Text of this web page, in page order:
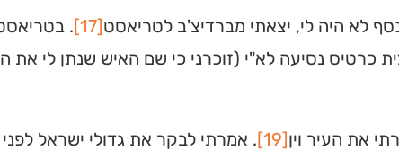
לא היה לי, יצאתי מברדיצ'ב לטריאסט[17]
.
כרטיס נסיעה לא"י (זוכרני כי שם האיש שנתן לי את
את העיר וין[19]
. אמרתי לבקר את גדולי ישראל לפני